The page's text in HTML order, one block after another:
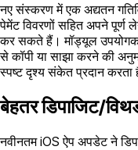
नए संस्करण में एक अद्यतन
पेमेंट विवरणों सहित अपने
कर सकते हैं। मॉड्यूल
से कॉपी या साझा करने की
स्पष्ट दृश्य संकेत प्रदान करता
बेहतर डिपाजिट/
नवीनतम iOS ऐप अपडेट ने